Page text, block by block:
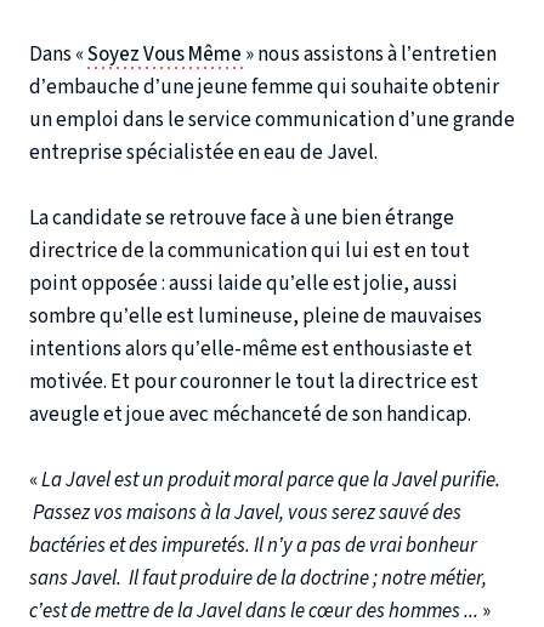
Dans «Soyez Vous Même » nous assistons à l’entretien
d’embauche d’une jeune femme qui souhaite obtenir
un emploi dans le service communication d’une grande
entreprise spécialistée en eau de Javel.
La candidate se retrouve face à une bien étrange
directrice de la communication qui lui est en tout
point opposée : aussi laide qu’elle est jolie, aussi
sombre qu’elle est lumineuse, pleine de mauvaises
intentions alors qu’elle-même est enthousiaste et
motivée. Et pour couronner le tout la directrice est
aveugle et joue avec méchanceté de son handicap.
«La Javel est un produit moral parce que la Javel purifie.
Passez vos maisons à la Javel, vous serez sauvé des
bactéries et des impuretés. Il n’y a pas de vrai bonheur
sans Javel. Il faut produire de la doctrine ; notre métier,
c’est de mettre de la Javel dans le cœur des hommes ... »